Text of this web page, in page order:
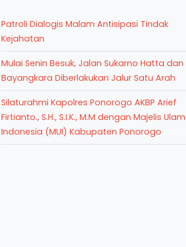
Patroli Dialogis Malam Antisipasi Tindak
Kejahatan
Mulai Senin Besuk, Jalan Sukarno Hatta
Bayangkara Diberlakukan Jalur Satu Arah
Silaturahmi Kapolres Ponorogo AKBP Arief
Firtianto., S.H., S.I.K., M.M dengan Majelis
Indonesia (MUI) Kabupaten Ponorogo